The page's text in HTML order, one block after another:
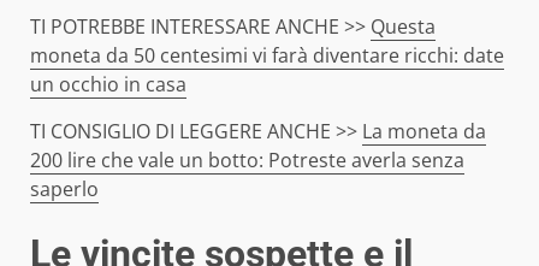
TI POTREBBE INTERESSARE ANCHE >> Questa
moneta da 50 centesimi vi farà diventare ricchi: date
un occhio in casa
TI CONSIGLIO DI LEGGERE ANCHE >> La moneta da
200 lire che vale un botto: Potreste averla senza
saperlo
Le vincite sospette e il